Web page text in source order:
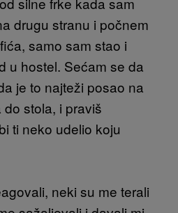
drugu stranu i počnem
samo sam stao i
u hostel. Sećam se da
je to najteži posao na
stola, i praviš
ti neko udelio koju
neki su me terali